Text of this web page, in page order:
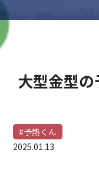
大型金型
#予熱くん
2025.01.13